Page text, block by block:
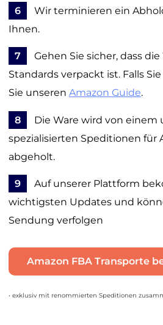
6
Wir terminieren ein
Ihnen.
7
Gehen Sie sicher, dass
Standards verpackt ist. Falls
Sie unseren Amazon Guide.
8
Die Ware wird von einem
spezialisierten Speditionen für
abgeholt.
9
Auf unserer Plattform
wichtigsten Updates und
Sendung verfolgen
Amazon FBA Transporte
• exklusiv mit renommierten Speditionen